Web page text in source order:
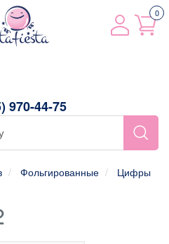
970-44-75
0
Фольгированные
Цифры